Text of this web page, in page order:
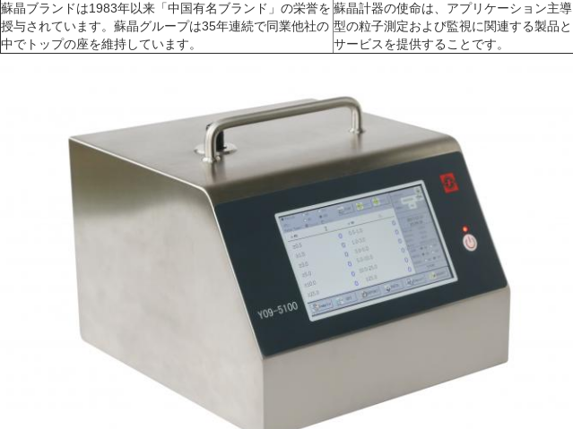
蘇晶ブランドは1983年以来「中国有名ブランド」の栄誉を
授与されています。蘇晶グループは35年連続で同業他社の
中でトップの座を維持しています。
蘇晶計器の使命は、アプリケーション主導
型の粒子測定および監視に関連する製品と
サービスを提供することです。